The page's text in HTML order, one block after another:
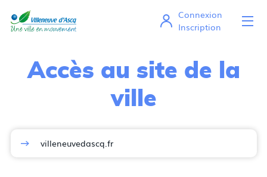
Mes démarches en ligne
Connexion
Inscription
Accès au site de la
ville
villeneuvedascq.fr